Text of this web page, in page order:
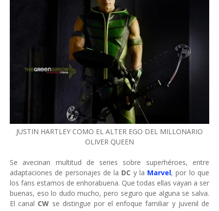
JUSTIN HARTLEY COMO EL ALTER EGO DEL MILLONARIO
OLIVER QUEEN
Se avecinan multitud de series sobre superhéroes, entre
adaptaciones de personajes de la DC y la Marvel, por lo que
los fans estamos de enhorabuena. Que todas ellas vayan a ser
buenas, eso lo dudo mucho, pero seguro que alguna se salva.
El canal CW se distingue por el enfoque familiar y juvenil de